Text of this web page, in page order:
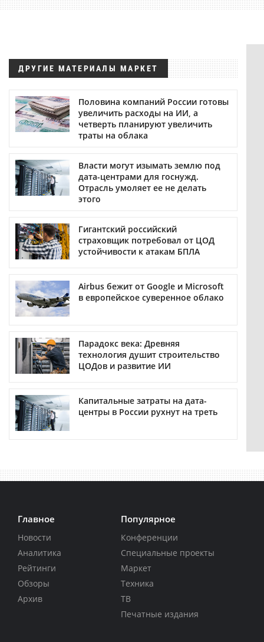
ДРУГИЕ МАТЕРИАЛЫ МАРКЕТ
Половина компаний России готовы
увеличить расходы на ИИ, а
четверть планируют увеличить
траты на облака
Власти могут изымать землю под
дата-центрами для госнужд.
Отрасль умоляет ее не делать
этого
Гигантский российский
страховщик потребовал от ЦОД
устойчивости к атакам БПЛА
Airbus бежит от Google и Microsoft
в европейское суверенное облако
Парадокс века: Древняя
технология душит строительство
ЦОДов и развитие ИИ
Капитальные затраты на дата-
центры в России рухнут на треть
Главное
Новости
Аналитика
Рейтинги
Обзоры
Архив
Популярное
Конференции
Специальные проекты
Маркет
Техника
ТВ
Печатные издания